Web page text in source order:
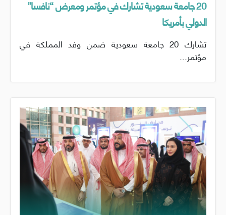
20 جامعة سعودية تشارك في مؤتمر ومعرض “نافسا”
الدولي بأمريكا
تشارك 20 جامعة سعودية ضمن وفد المملكة في
مؤتمر...